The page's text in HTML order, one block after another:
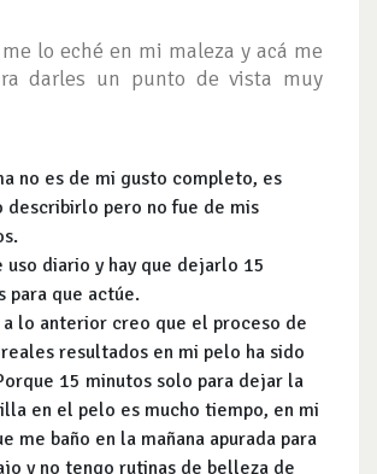
lo eché en mi maleza y acá me
darles un punto de vista muy
no es de mi gusto completo, es
describirlo pero no fue de mis
uso diario y hay que dejarlo 15
para que actúe.
a lo anterior creo que el proceso de
resultados en mi pelo ha sido
15 minutos solo para dejar la
en el pelo es mucho tiempo, en mi
me baño en la mañana apurada para
y no tengo rutinas de belleza de